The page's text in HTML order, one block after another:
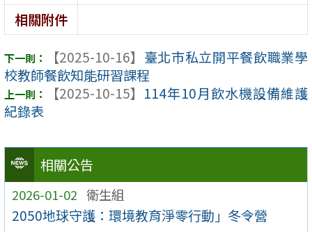
相關公告
2026-01-02 衛生組
2050地球守護：環境教育淨零行動」冬令營
相關附件
【2025-10-16】 臺北市私立開平餐飲職業學
校教師餐飲知能研習課程
【2025-10-15】 114年10月飲水機設備維護
紀錄表